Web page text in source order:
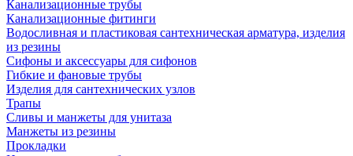
Канализационные трубы
Канализационные фитинги
Водосливная и пластиковая сантехническая арматура, изделия
из резины
Сифоны и аксессуары для сифонов
Гибкие и фановые трубы
Изделия для сантехнических узлов
Трапы
Сливы и манжеты для унитаза
Манжеты из резины
Прокладки